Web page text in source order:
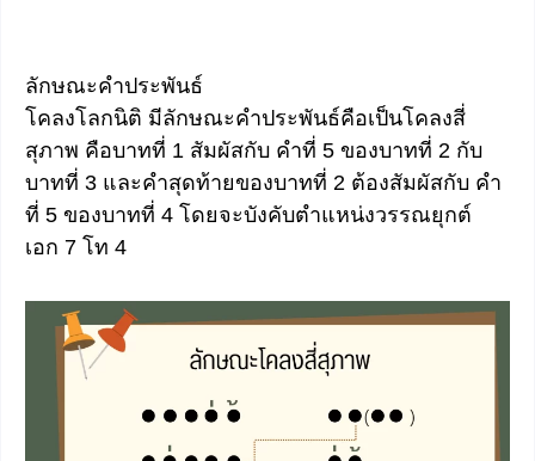
ลักษณะคำประพันธ์
โคลงโลกนิติ มีลักษณะคำประพันธ์คือเป็นโคลงสี่
สุภาพ คือบาทที่ 1 สัมผัสกับ คำที่ 5 ของบาทที่ 2 กับ
บาทที่ 3 และคำสุดท้ายของบาทที่ 2 ต้องสัมผัสกับ คำ
ที่ 5 ของบาทที่ 4 โดยจะบังคับตำแหน่งวรรณยุกต์
เอก 7 โท 4